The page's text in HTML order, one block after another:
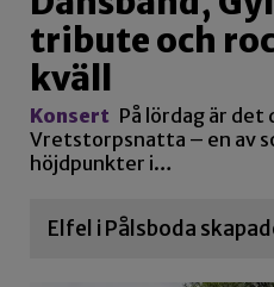
tribute och
kväll
Konsert På lördag är det
Vretstorpsnatta – en av
höjdpunkter i…
Elfel i Pålsboda